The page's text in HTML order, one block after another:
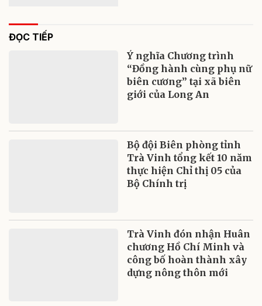
ĐỌC TIẾP
Ý nghĩa Chương trình
“Đồng hành cùng phụ nữ
biên cương” tại xã biên
giới của Long An
Bộ đội Biên phòng tỉnh
Trà Vinh tổng kết 10 năm
thực hiện Chỉ thị 05 của
Bộ Chính trị
Trà Vinh đón nhận Huân
chương Hồ Chí Minh và
công bố hoàn thành xây
dựng nông thôn mới